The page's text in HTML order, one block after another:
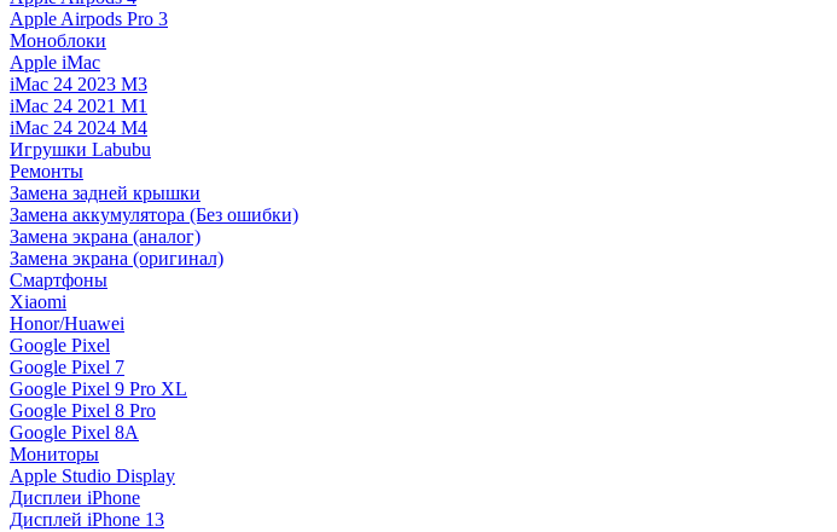
Apple Airpods Pro 3
Моноблоки
Apple iMac
iMac 24 2023 M3
iMac 24 2021 M1
iMac 24 2024 M4
Игрушки Labubu
Ремонты
Замена задней крышки
Замена аккумулятора (Без ошибки)
Замена экрана (аналог)
Замена экрана (оригинал)
Смартфоны
Xiaomi
Honor/Huawei
Google Pixel
Google Pixel 7
Google Pixel 9 Pro XL
Google Pixel 8 Pro
Google Pixel 8A
Мониторы
Apple Studio Display
Дисплеи iPhone
Дисплей iPhone 13